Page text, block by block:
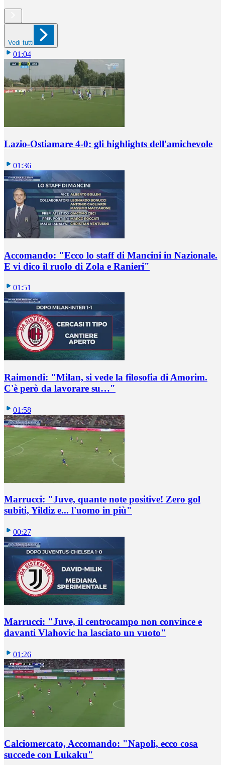
Vedi tutti
01:04
Lazio-Ostiamare 4-0: gli highlights dell'amichevole
01:36
Accomando: "Ecco lo staff di Mancini in Nazionale.
E vi dico il ruolo di Zola e Ranieri"
01:51
Raimondi: "Milan, si vede la filosofia di Amorim.
C'è però da lavorare su…"
01:58
Marrucci: "Juve, quante note positive! Zero gol
subiti, Yildiz e... l'uomo in più"
00:27
Marrucci: "Juve, il centrocampo non convince e
davanti Vlahovic ha lasciato un vuoto"
01:26
Calciomercato, Accomando: "Napoli, ecco cosa
succede con Lukaku"